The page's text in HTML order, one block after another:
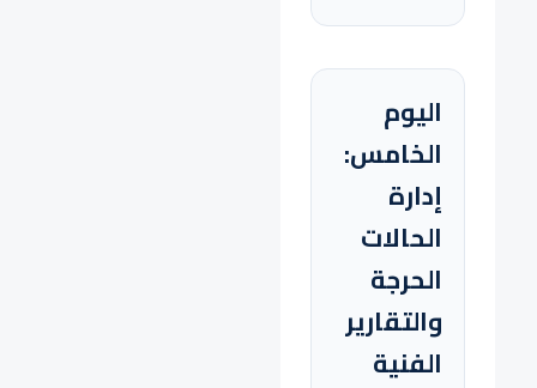
اليوم
الخامس:
إدارة
الحالات
الحرجة
والتقارير
الفنية